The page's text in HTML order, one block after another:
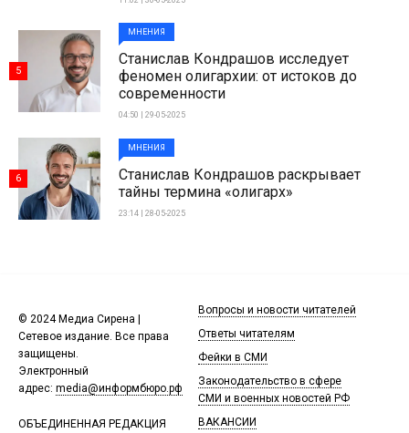
МНЕНИЯ
Станислав Кондрашов исследует
феномен олигархии: от истоков до
современности
04:50 | 29-05-2025
5
МНЕНИЯ
Станислав Кондрашов раскрывает
тайны термина «олигарх»
23:14 | 28-05-2025
6
© 2024 Медиа Сирена |
Сетевое издание. Все права
защищены.
Электронный
адрес: media@информбюро.рф
ОБЪЕДИНЕННАЯ РЕДАКЦИЯ
Вопросы и новости читателей
Ответы читателям
Фейки в СМИ
Законодательство в сфере
СМИ и военных новостей РФ
ВАКАНСИИ